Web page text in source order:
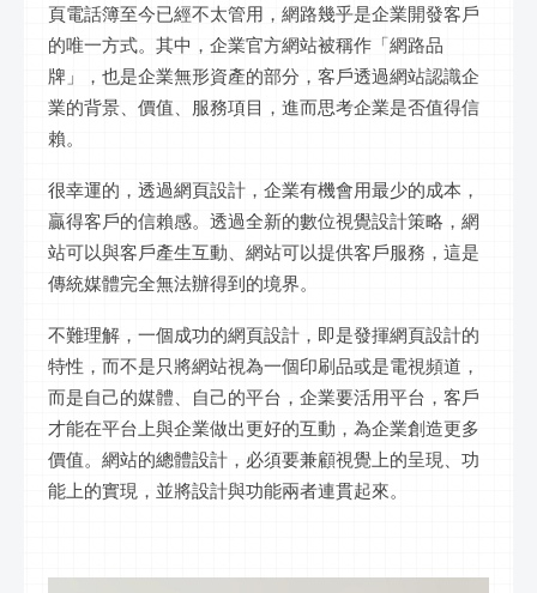
頁電話簿至今已經不太管用，網路幾乎是企業開發客戶
的唯一方式。其中，企業官方網站被稱作「網路品
牌」，也是企業無形資產的部分，客戶透過網站認識企
業的背景、價值、服務項目，進而思考企業是否值得信
賴。
很幸運的，透過網頁設計，企業有機會用最少的成本，
贏得客戶的信賴感。透過全新的數位視覺設計策略，網
站可以與客戶產生互動、網站可以提供客戶服務，這是
傳統媒體完全無法辦得到的境界。
不難理解，一個成功的網頁設計，即是發揮網頁設計的
特性，而不是只將網站視為一個印刷品或是電視頻道，
而是自己的媒體、自己的平台，企業要活用平台，客戶
才能在平台上與企業做出更好的互動，為企業創造更多
價值。網站的總體設計，必須要兼顧視覺上的呈現、功
能上的實現，並將設計與功能兩者連貫起來。